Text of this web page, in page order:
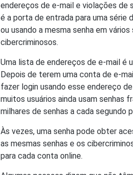
endereços de e-mail e violações de
é a porta de entrada para uma
ou usando a mesma senha em
cibercriminosos.
Uma lista de endereços de e-mail é
Depois de terem uma conta de e-
fazer login usando esse endereço
muitos usuários ainda usam senhas
milhares de senhas a cada segundo
Às vezes, uma senha pode obter
as mesmas senhas e os
para cada conta online.